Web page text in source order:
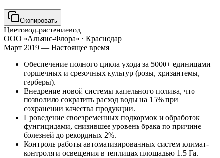
Скопировать
Цветовод-растениевод
ООО «Альянс-Флора» · Краснодар
Март 2019 — Настоящее время
Обеспечение полного цикла ухода за 5000+ единицами
горшечных и срезочных культур (розы, хризантемы,
герберы).
Внедрение новой системы капельного полива, что
позволило сократить расход воды на 15% при
сохранении качества продукции.
Проведение своевременных подкормок и обработок
фунгицидами, снизившее уровень брака по причине
болезней до рекордных 2%.
Контроль работы автоматизированных систем климат-
контроля и освещения в теплицах площадью 1.5 Га.